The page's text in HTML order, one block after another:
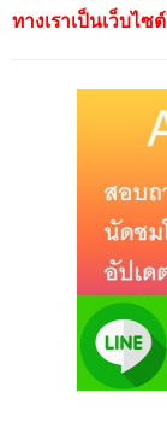
ทางเราเป็นเว็บไ